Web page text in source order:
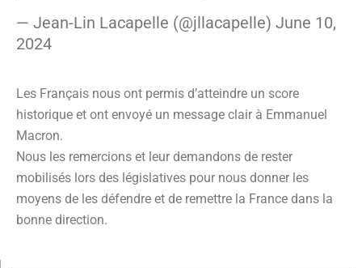
— Jean-Lin Lacapelle (@jllacapelle) June 10,
2024
Les Français nous ont permis d’atteindre un score
historique et ont envoyé un message clair à Emmanuel
Macron.
Nous les remercions et leur demandons de rester
mobilisés lors des législatives pour nous donner les
moyens de les défendre et de remettre la France dans la
bonne direction.